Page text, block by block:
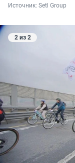
Источник: Setl Group
2 из 2